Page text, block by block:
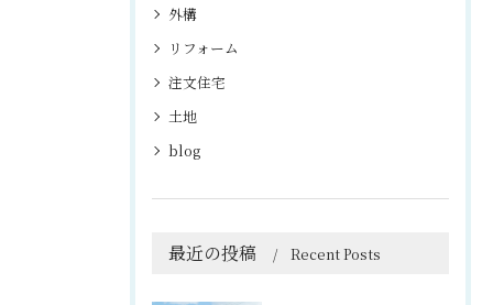
外構
リフォーム
注文住宅
土地
blog
最近の投稿 Recent Posts